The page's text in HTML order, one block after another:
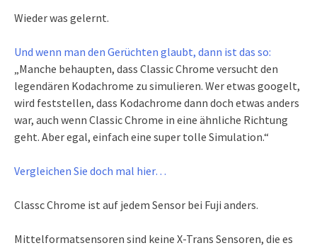
Wieder was gelernt.
Und wenn man den Gerüchten glaubt, dann ist das so:
„Manche behaupten, dass Classic Chrome versucht den
legendären Kodachrome zu simulieren. Wer etwas googelt,
wird feststellen, dass Kodachrome dann doch etwas anders
war, auch wenn Classic Chrome in eine ähnliche Richtung
geht. Aber egal, einfach eine super tolle Simulation.“
Vergleichen Sie doch mal hier…
Classc Chrome ist auf jedem Sensor bei Fuji anders.
Mittelformatsensoren sind keine X-Trans Sensoren, die es